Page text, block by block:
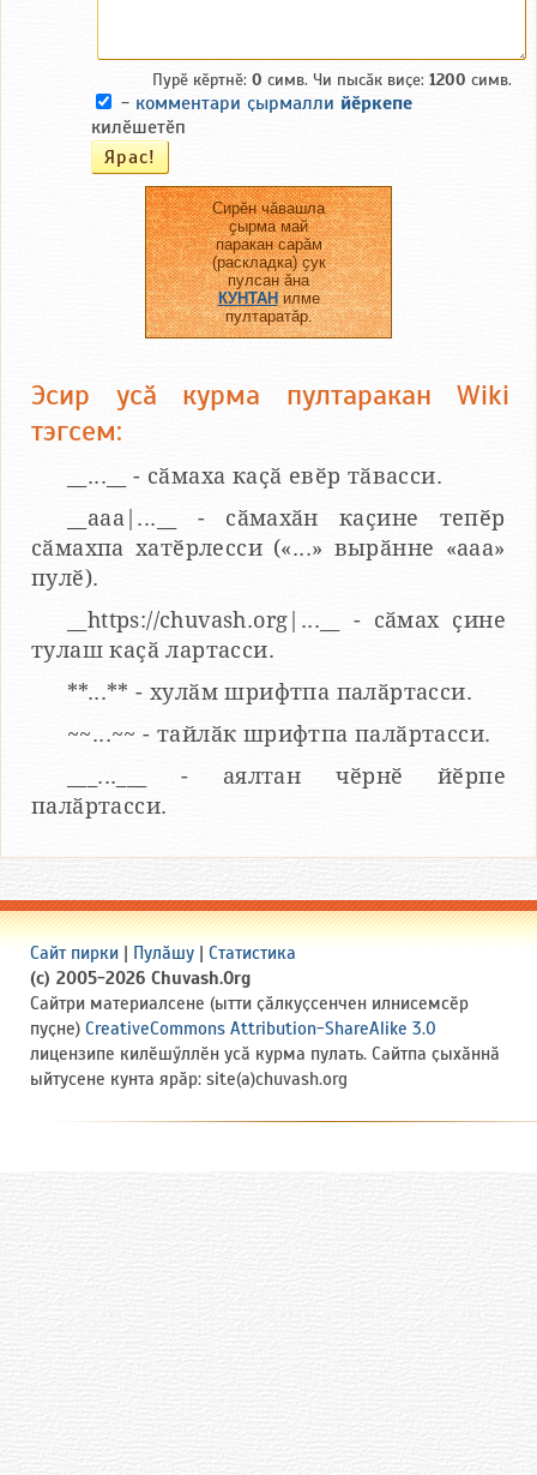
Пурӗ кӗртнӗ: 0 симв. Чи пысӑк виҫе: 1200 симв.
- комментари ҫырмалли йӗркепе
килӗшетӗп
Сирӗн чӑвашла
ҫырма май
паракан сарӑм
(раскладка) ҫук
пулсан ӑна
КУНТАНилме
пултаратӑр.
Эсир усӑ курма пултаракан Wiki
тэгсем:
__...__ - сӑмаха каҫӑ евӗр тӑвасси.
__aaa|...__ - сӑмахӑн каҫине тепӗр
сӑмахпа хатӗрлесси («...» вырӑнне «ааа»
пулӗ).
__https://chuvash.org|...__ - сӑмах ҫине
тулаш каҫӑ лартасси.
**...** - хулӑм шрифтпа палӑртасси.
~~...~~ - тайлӑк шрифтпа палӑртасси.
___...___ - аялтан чӗрнӗ йӗрпе
палӑртасси.
Сайт пирки Пулӑшу
Статистика
(c) 2005-2026 Chuvash.Org
Сайтри материалсене (ытти ҫӑлкуҫсенчен илнисемсӗр
пуҫне) CreativeCommons Attribution-ShareAlike 3.0
лицензипе килӗшӳллӗн усӑ курма пулать. Сайтпа ҫыхӑннӑ
ыйтусене кунта ярӑр: site(a)chuvash.org